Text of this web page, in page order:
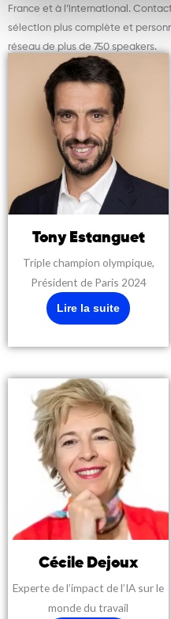
France et à l’international.
sélection plus complète et
réseau de plus de 750 speakers.
Tony Estanguet
Triple champion olympique,
Président de Paris 2024
Lire la suite
Cécile Dejoux
Experte de l’impact de l’IA sur le
monde du travail